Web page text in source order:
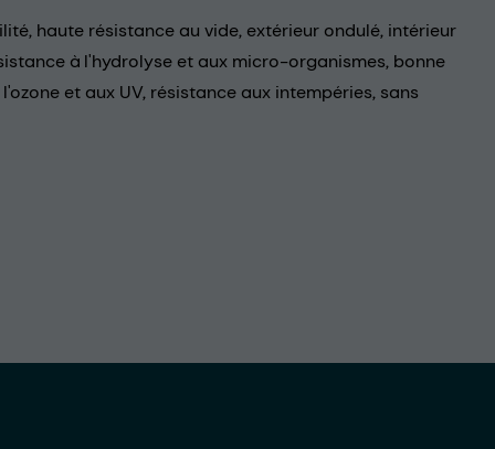
haute résistance au vide, extérieur ondulé, intérieur
à l'hydrolyse et aux micro-organismes, bonne
et aux UV, résistance aux intempéries, sans